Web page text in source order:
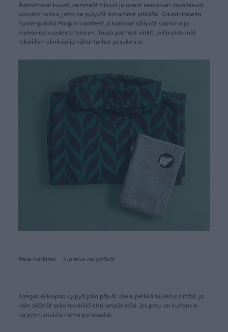
Ihastuttavat kuosit, pehmeät trikoot ja upeat neulokset ansaitsevat
parasta hoitoa, jotta ne pysyvät ilonamme pitkään. Oikeanlaisella
huolenpidolla Paapiin vaatteet ja kankaat säilyvät kauniina ja
mukavina vuodesta toiseen. Tässä parhaat vinkit, joilla pidennät
tekstiilien elinikää ja vältät turhat pesukerrat.
Pese harkiten – tuuletus on ystävä!
Kangas ei kaipaa kylpyä joka päivä! Usein pelkkä tuuletus riittää, ja
näin säästät sekä tekstiiliä että ympäristöä. Jos pesu on kuitenkin
tarpeen, muista nämä perusasiat: